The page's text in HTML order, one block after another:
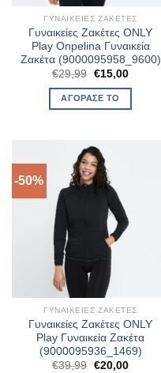
ΓΥΝΑΙΚΕΊΕΣ ΖΑΚΈΤΕΣ
Γυναικείες Ζακέτες ONLY
Play Onpelina Γυναικεία
Ζακέτα (9000095958_9600)
€29,99 Original
was:
€29,99.
€15,00Η
ΑΓΌΡΑΣΈ ΤΟ
-50%
ΓΥΝΑΙΚΕΊΕΣ ΖΑΚΈΤΕΣ
Γυναικείες Ζακέτες ONLY
Play Γυναικεία Ζακέτα
(9000095936_1469)
€39,99 Original
€20,00Η